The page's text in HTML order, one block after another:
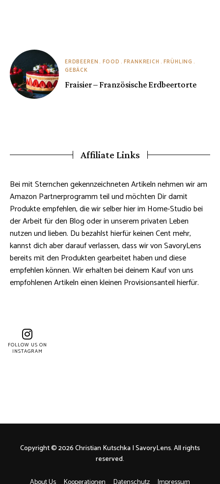
ERDBEEREN FOOD FRANKREICH FRÜHLING
GEBÄCK
Fraisier – Französische Erdbeertorte
Affiliate Links
Bei mit Sternchen gekennzeichneten Artikeln nehmen wir am
Amazon Partnerprogramm teil und möchten Dir damit
Produkte empfehlen, die wir selber hier im Home-Studio bei
der Arbeit für den Blog oder in unserem privaten Leben
nutzen und lieben. Du bezahlst hierfür keinen Cent mehr,
kannst dich aber darauf verlassen, dass wir von SavoryLens
bereits mit den Produkten gearbeitet haben und diese
empfehlen können. Wir erhalten bei deinem Kauf von uns
empfohlenen Artikeln einen kleinen Provisionsanteil hierfür.
FOLLOW US ON
INSTAGRAM
Copyright © 2026 Christian Kutschka | SavoryLens. All rights
reserved.